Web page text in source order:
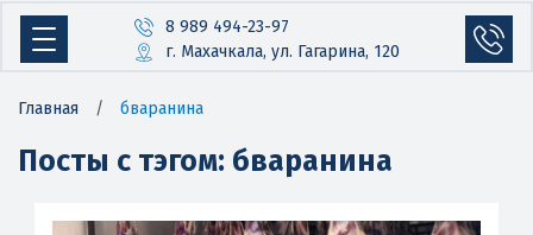
8 989 494-23-97
г. Махачкала, ул. Гагарина, 120
Главная / бваранина
Посты с тэгом: бваранина